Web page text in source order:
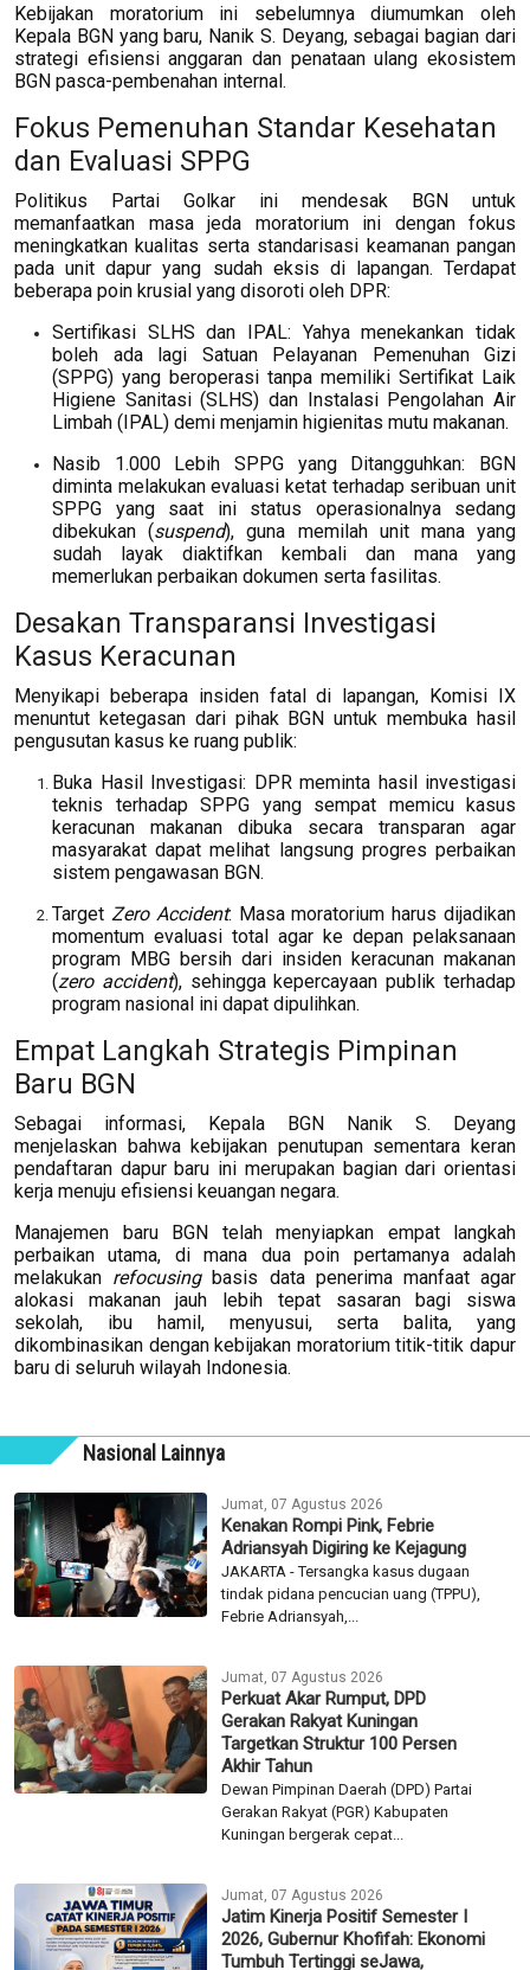
Kebijakan moratorium ini sebelumnya diumumkan oleh
Kepala BGN yang baru, Nanik S. Deyang, sebagai bagian dari
strategi efisiensi anggaran dan penataan ulang ekosistem
BGN pasca-pembenahan internal.
Fokus Pemenuhan Standar Kesehatan
dan Evaluasi SPPG
Politikus Partai Golkar ini mendesak BGN untuk
memanfaatkan masa jeda moratorium ini dengan fokus
meningkatkan kualitas serta standarisasi keamanan pangan
pada unit dapur yang sudah eksis di lapangan. Terdapat
beberapa poin krusial yang disoroti oleh DPR:
Sertifikasi SLHS dan IPAL: Yahya menekankan tidak
boleh ada lagi Satuan Pelayanan Pemenuhan Gizi
(SPPG) yang beroperasi tanpa memiliki Sertifikat Laik
Higiene Sanitasi (SLHS) dan Instalasi Pengolahan Air
Limbah (IPAL) demi menjamin higienitas mutu makanan.
Nasib 1.000 Lebih SPPG yang Ditangguhkan: BGN
diminta melakukan evaluasi ketat terhadap seribuan unit
SPPG yang saat ini status operasionalnya sedang
dibekukan (suspend), guna memilah unit mana yang
sudah layak diaktifkan kembali dan mana yang
memerlukan perbaikan dokumen serta fasilitas.
Desakan Transparansi Investigasi
Kasus Keracunan
Menyikapi beberapa insiden fatal di lapangan, Komisi IX
menuntut ketegasan dari pihak BGN untuk membuka hasil
pengusutan kasus ke ruang publik:
Buka Hasil Investigasi: DPR meminta hasil investigasi
teknis terhadap SPPG yang sempat memicu kasus
keracunan makanan dibuka secara transparan agar
masyarakat dapat melihat langsung progres perbaikan
sistem pengawasan BGN.
Target Zero Accident: Masa moratorium harus dijadikan
momentum evaluasi total agar ke depan pelaksanaan
program MBG bersih dari insiden keracunan makanan
(zero accident), sehingga kepercayaan publik terhadap
program nasional ini dapat dipulihkan.
Empat Langkah Strategis Pimpinan
Baru BGN
Sebagai informasi, Kepala BGN Nanik S. Deyang
menjelaskan bahwa kebijakan penutupan sementara keran
pendaftaran dapur baru ini merupakan bagian dari orientasi
kerja menuju efisiensi keuangan negara.
Manajemen baru BGN telah menyiapkan empat langkah
perbaikan utama, di mana dua poin pertamanya adalah
melakukan refocusingbasis data penerima manfaat agar
alokasi makanan jauh lebih tepat sasaran bagi siswa
sekolah, ibu hamil, menyusui, serta balita, yang
dikombinasikan dengan kebijakan moratorium titik-titik dapur
baru di seluruh wilayah Indonesia.
Nasional Lainnya
Jumat, 07 Agustus 2026
Kenakan Rompi Pink, Febrie
Adriansyah Digiring ke Kejagung
JAKARTA - Tersangka kasus dugaan
tindak pidana pencucian uang (TPPU),
Febrie Adriansyah,...
Jumat, 07 Agustus 2026
Perkuat Akar Rumput, DPD
Gerakan Rakyat Kuningan
Targetkan Struktur 100 Persen
Akhir Tahun
Dewan Pimpinan Daerah (DPD) Partai
Gerakan Rakyat (PGR) Kabupaten
Kuningan bergerak cepat...
Jumat, 07 Agustus 2026
Jatim Kinerja Positif Semester I
2026, Gubernur Khofifah: Ekonomi
Tumbuh Tertinggi seJawa,